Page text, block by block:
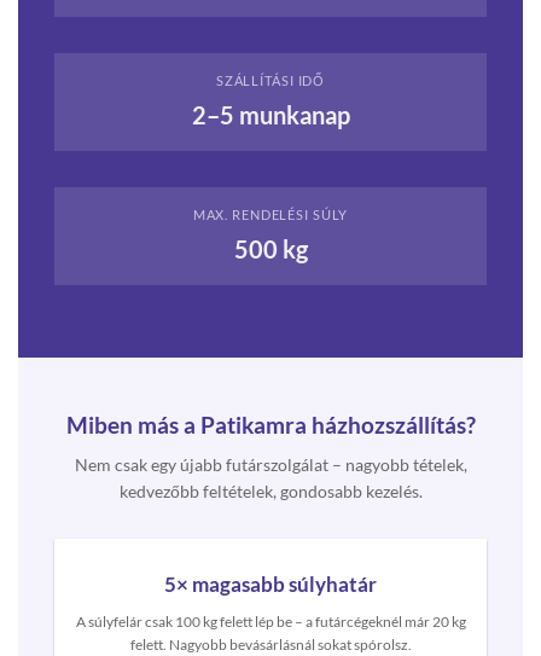
SZÁLLÍTÁSI IDŐ
2–5 munkanap
MAX. RENDELÉSI SÚLY
500 kg
Miben más a Patikamra házhozszállítás?
Nem csak egy újabb futárszolgálat – nagyobb tételek,
kedvezőbb feltételek, gondosabb kezelés.
5× magasabb súlyhatár
A súlyfelár csak 100 kg felett lép be – a futárcégeknél már 20 kg
felett. Nagyobb bevásárlásnál sokat spórolsz.